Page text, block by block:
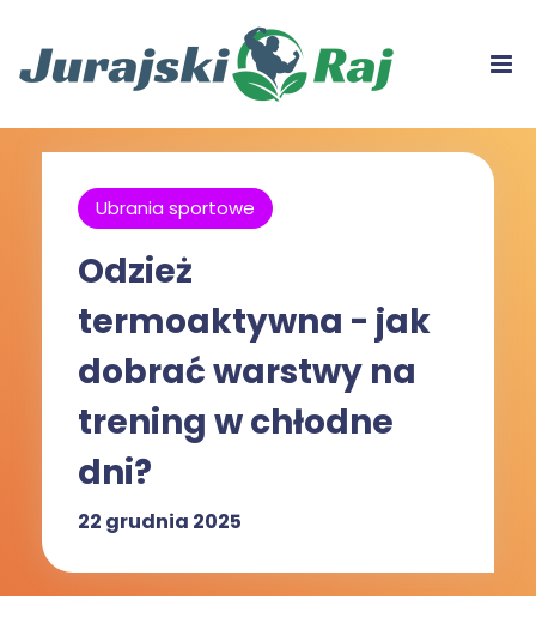
Ubrania sportowe
Odzież
termoaktywna - jak
dobrać warstwy na
trening w chłodne
dni?
22 grudnia 2025